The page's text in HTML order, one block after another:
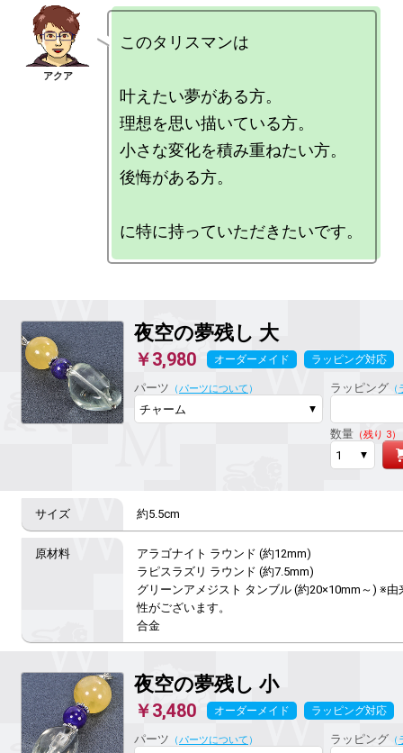
このタリスマンは
叶えたい夢がある方。
理想を思い描いている方。
小さな変化を積み重ねたい方。
後悔がある方。
夜空の夢残し 大
￥3,980 オーダーメイド ラッピング対応
パーツ （パーツについて ） ラッピング （
数量（残り 3）
約5.5cm
アラゴナイト ラウンド (約12mm)
ラピスラズリ ラウンド (約7.5mm)
グリーンアメジスト タンブル (約20×10mm～) ※
性がございます。
合金
夜空の夢残し 小
￥3,480 オーダーメイド ラッピング対応
パーツ （パーツについて ） ラッピング （